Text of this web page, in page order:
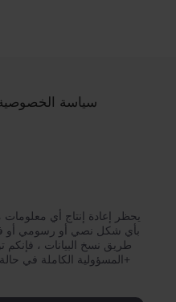
يحظر إعادة إنتاج أي معلومات
بأي شكل نصي أو رسومي أو
طريق نسخ البيانات ،
المسؤولية الكاملة في حالة الانتهاك. الحد العمري للجمهور: 18+
سياسة